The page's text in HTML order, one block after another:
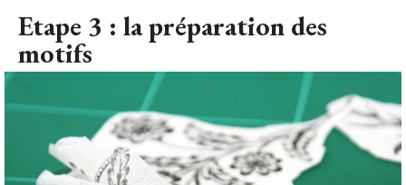
Etape 3 : la préparation des
motifs